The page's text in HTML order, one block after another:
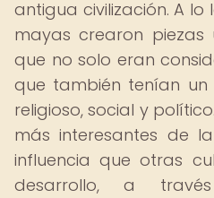
antigua civilización. A lo
mayas crearon
que no solo eran
que también tenían
religioso, social y
más interesantes de
influencia que otras
desarrollo, a